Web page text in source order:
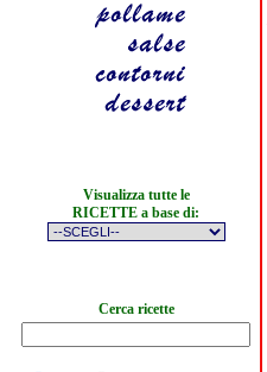
Visualizza tutte le
RICETTE a base di:
Cerca ricette